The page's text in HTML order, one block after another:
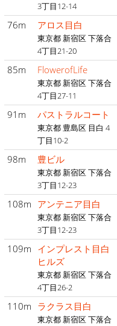
3丁目12-14
76m アロス目白
東京都 新宿区 下落合
4丁目21-20
85m FlowerofLife
東京都 新宿区 下落合
4丁目27-11
91m パストラルコート
東京都 豊島区 目白 4
丁目10-2
98m 豊ビル
東京都 新宿区 下落合
3丁目12-23
108m アンテニア目白
東京都 新宿区 下落合
3丁目12-23
109m インプレスト目白
ヒルズ
東京都 新宿区 下落合
4丁目26-2
110m ラクラス目白
東京都 新宿区 下落合